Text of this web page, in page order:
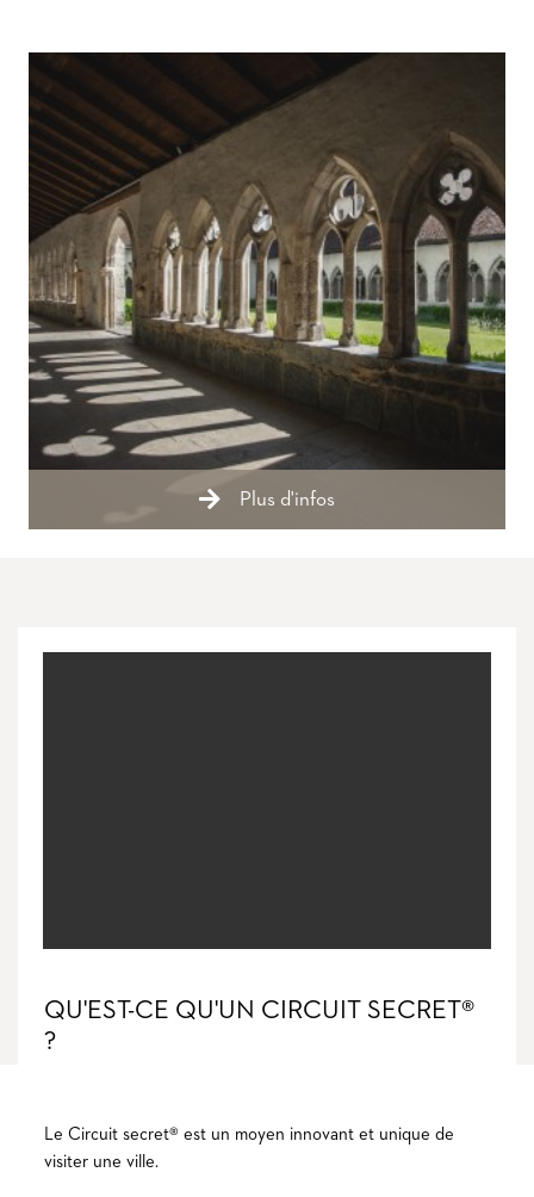
Plus d'infos
QU'EST-CE QU'UN CIRCUIT SECRET®
?
Le Circuit secret® est un moyen innovant et unique de
visiter une ville.